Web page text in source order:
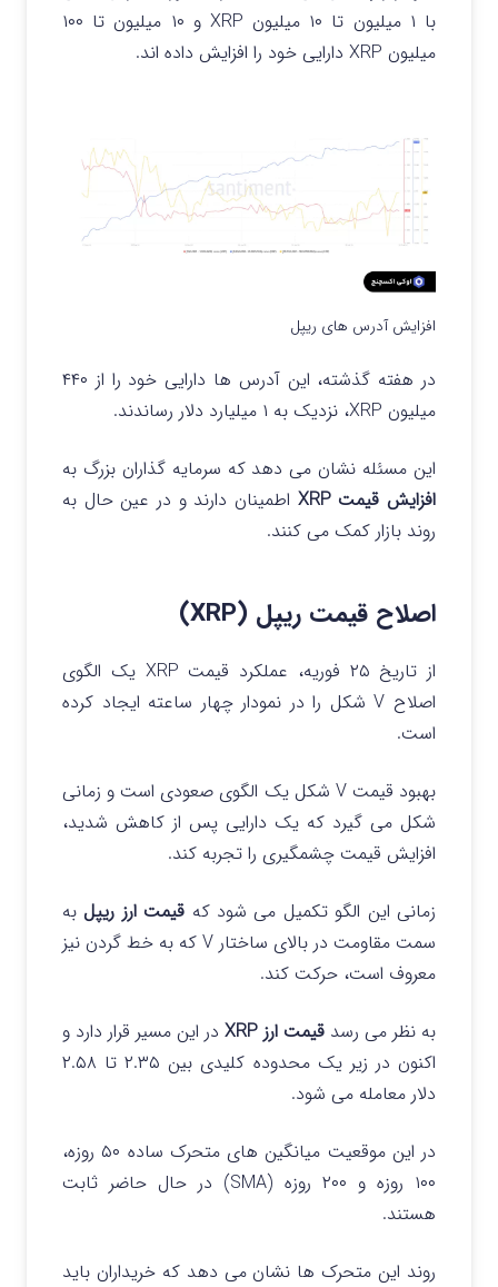
با ۱ میلیون تا ۱۰ میلیون XRP و ۱۰ میلیون تا ۱۰۰
میلیون XRP دارایی خود را افزایش داده اند.
افزایش آدرس های ریپل
در هفته گذشته، این آدرس ها دارایی خود را از ۴۴۰
میلیون XRP، نزدیک به ۱ میلیارد دلار رساندند.
این مسئله نشان می دهد که سرمایه گذاران بزرگ به
افزایش قیمت XRP
اطمینان دارند و در عین حال به
روند بازار کمک می کنند.
اصلاح قیمت ریپل (XRP)
از تاریخ ۲۵ فوریه، عملکرد قیمت XRP یک الگوی
اصلاح V شکل را در نمودار چهار ساعته ایجاد کرده
است.
بهبود قیمت V شکل یک الگوی صعودی است و زمانی
شکل می‌ گیرد که یک دارایی پس از کاهش شدید،
افزایش قیمت چشمگیری را تجربه کند.
زمانی این الگو تکمیل می‌ شود که قیمت ارز ریپل به
سمت مقاومت در بالای ساختار V که به خط گردن نیز
معروف است، حرکت کند.
به نظر می رسد قیمت ارز XRP
در این مسیر قرار دارد و
اکنون در زیر یک محدوده کلیدی بین ۲.۳۵ تا ۲.۵۸
دلار معامله می شود.
در این موقعیت میانگین های متحرک ساده ۵۰ روزه،
۱۰۰ روزه و ۲۰۰ روزه (SMA) در حال حاضر ثابت
هستند.
روند این متحرک ها نشان می‌ دهد که خریداران باید